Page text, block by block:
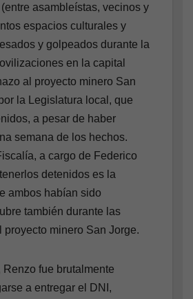
asambleístas, vecinos y
espacios culturales y
y golpeados durante la
en la capital
al proyecto minero San
la Legislatura local, que
a pesar de haber
semana de los hechos.
a cargo de Federico
detenidos es la
ambos habían sido
también durante las
proyecto minero San Jorge.
Renzo fue brutalmente
a entregar el DNI,